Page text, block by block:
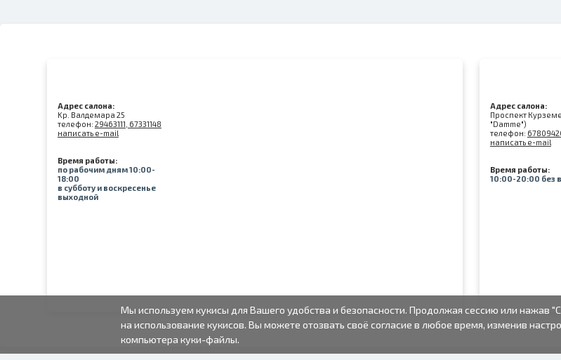
Адрес салона:
Kр. Валдемара 25
телефон: 29463111, 67331148
написать e-mail
Время работы:
по рабочим дням 10:00-
18:00
в субботу и воскресенье
выходной
Адрес салона:
Проспект
"Damme")
телефон:
написать e-mail
Время работы:
10:00-20:00 без
Мы используем кукисы для Вашего удобства и безопасности. Продолжая сессию или нажав
на использование кукисов. Вы можете отозвать своё согласие в любое время, изменив
компьютера куки-файлы.